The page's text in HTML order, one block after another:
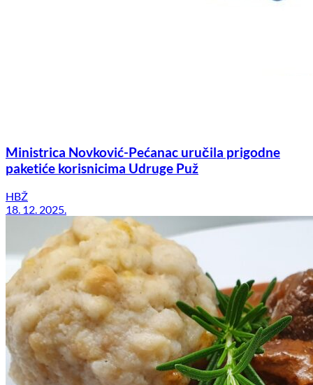
Ministrica Novković-Pećanac uručila prigodne
paketiće korisnicima Udruge Puž
HBŽ
18. 12. 2025.